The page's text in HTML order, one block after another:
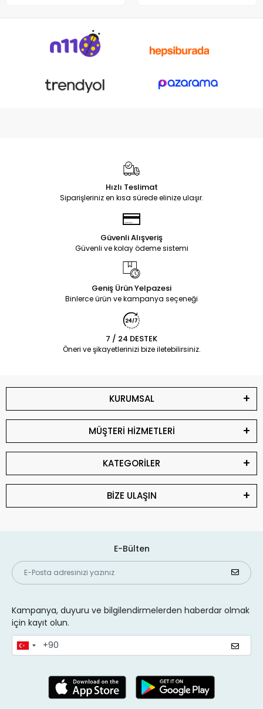
Hızlı Teslimat
Siparişleriniz en kısa sürede elinize ulaşır.
Güvenli Alışveriş
Güvenli ve kolay ödeme sistemi
Geniş Ürün Yelpazesi
Binlerce ürün ve kampanya seçeneği
7 / 24 DESTEK
Öneri ve şikayetlerinizi bize iletebilirsiniz.
KURUMSAL
MÜŞTERİ HİZMETLERİ
KATEGORİLER
BİZE ULAŞIN
E-Bülten
Kampanya, duyuru ve bilgilendirmelerden haberdar olmak
için kayıt olun.